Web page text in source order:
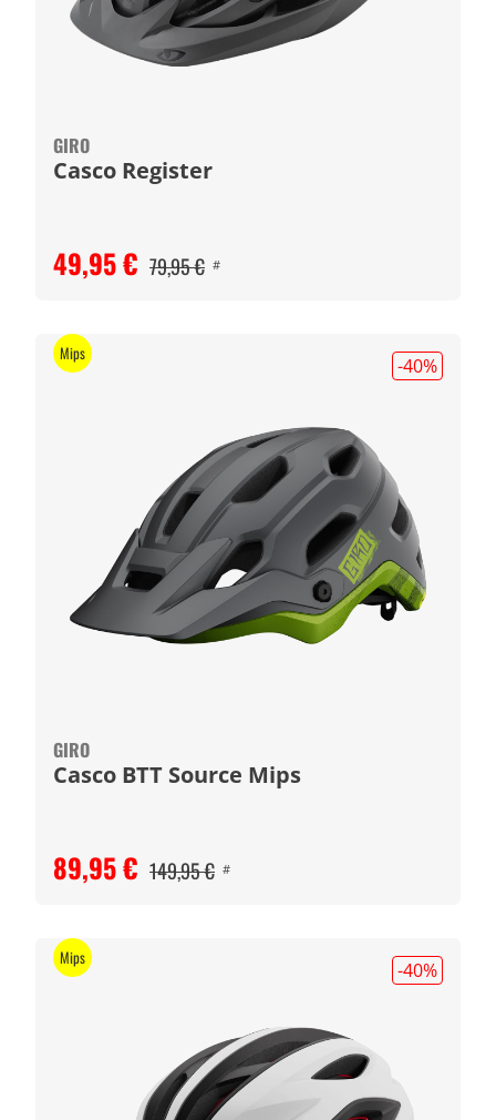
GIRO
Casco Register
49,95 € 79,95 € #
-40%
GIRO
Casco BTT Source Mips
89,95 € 149,95 € #
Mips
-40%
Mips